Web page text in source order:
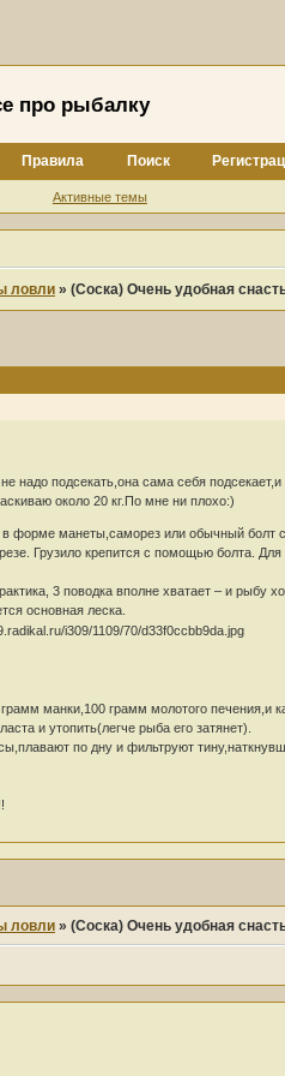
про рыбалку
Правила Поиск
Активные темы
ловли » (Соска) Очень удобная
надо подсекать,она сама себя
около 20 кг.По мне ни плохо:)
форме манеты,саморез или обычный болт
Грузило крепится с помощью болта.
3 поводка вполне хватает – и
основная леска.
манки,100 грамм молотого печения,и
и утопить(легче рыба его затянет).
по дну и фильтруют
ловли » (Соска) Очень удобная